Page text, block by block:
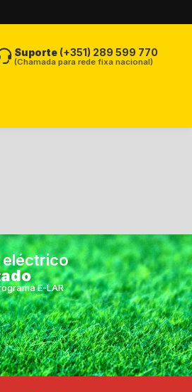
Suporte (+351) 289 599 770
(Chamada para rede fixa nacional)
eléctrico
E-LAR